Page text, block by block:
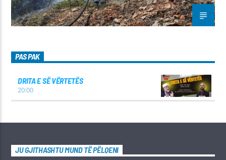
PAS PAK
DRITA E SË VËRTETËS
20:00
JU GJITHASHTU MUND TË PËLQENI